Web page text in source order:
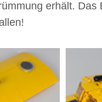
erhält. Das